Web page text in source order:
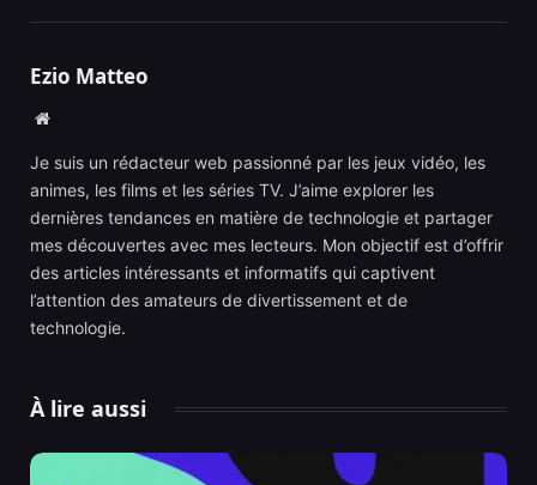
Ezio Matteo
Website
Je suis un rédacteur web passionné par les jeux vidéo, les
animes, les films et les séries TV. J’aime explorer les
dernières tendances en matière de technologie et partager
mes découvertes avec mes lecteurs. Mon objectif est d’offrir
des articles intéressants et informatifs qui captivent
l’attention des amateurs de divertissement et de
technologie.
À lire aussi